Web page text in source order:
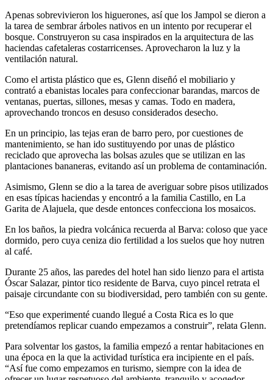
Apenas sobrevivieron los higuerones, así que los Jampol se dieron a
la tarea de sembrar árboles nativos en un intento por recuperar el
bosque. Construyeron su casa inspirados en la arquitectura de las
haciendas cafetaleras costarricenses. Aprovecharon la luz y la
ventilación natural.
Como el artista plástico que es, Glenn diseñó el mobiliario y
contrató a ebanistas locales para confeccionar barandas, marcos de
ventanas, puertas, sillones, mesas y camas. Todo en madera,
aprovechando troncos en desuso considerados desecho.
En un principio, las tejas eran de barro pero, por cuestiones de
mantenimiento, se han ido sustituyendo por unas de plástico
reciclado que aprovecha las bolsas azules que se utilizan en las
plantaciones bananeras, evitando así un problema de contaminación.
Asimismo, Glenn se dio a la tarea de averiguar sobre pisos utilizados
en esas típicas haciendas y encontró a la familia Castillo, en La
Garita de Alajuela, que desde entonces confecciona los mosaicos.
En los baños, la piedra volcánica recuerda al Barva: coloso que yace
dormido, pero cuya ceniza dio fertilidad a los suelos que hoy nutren
al café.
Durante 25 años, las paredes del hotel han sido lienzo para el artista
Óscar Salazar, pintor tico residente de Barva, cuyo pincel retrata el
paisaje circundante con su biodiversidad, pero también con su gente.
“Eso que experimenté cuando llegué a Costa Rica es lo que
pretendíamos replicar cuando empezamos a construir”, relata Glenn.
Para solventar los gastos, la familia empezó a rentar habitaciones en
una época en la que la actividad turística era incipiente en el país.
“Así fue como empezamos en turismo, siempre con la idea de